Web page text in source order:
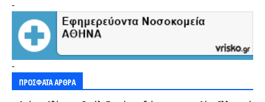
-
-
ΠΡΟΣΦΑΤΑ ΑΡΘΡΑ